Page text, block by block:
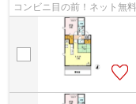
コンビニ目の前！ネット無